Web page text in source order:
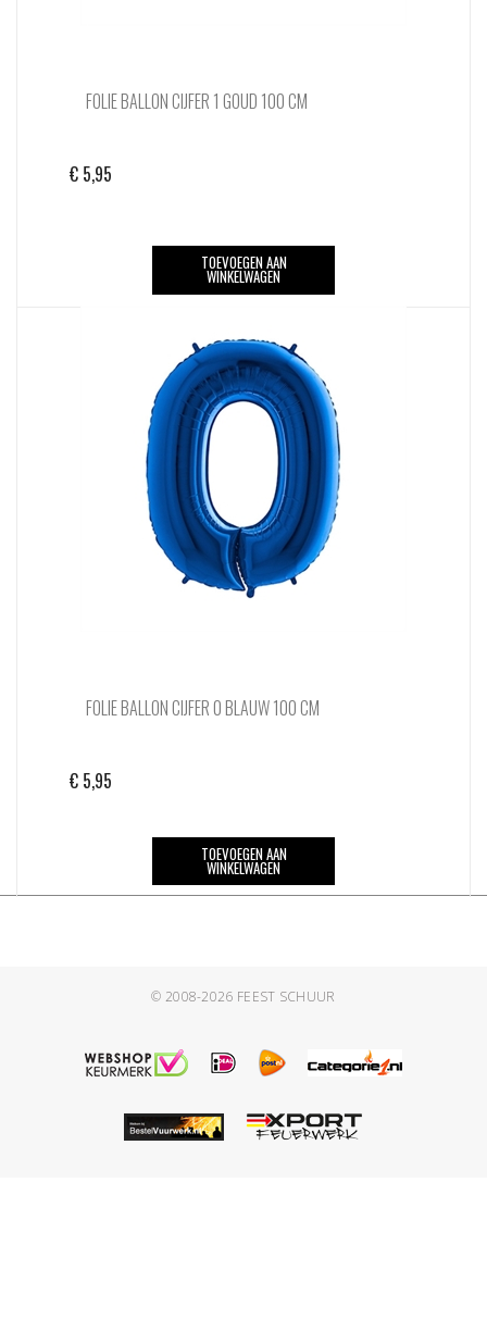
FOLIE BALLON CIJFER 1 GOUD 100 CM
€ 5,95
TOEVOEGEN AAN
WINKELWAGEN
FOLIE BALLON CIJFER 0 BLAUW 100 CM
€ 5,95
TOEVOEGEN AAN
WINKELWAGEN
© 2008-2026 FEEST SCHUUR